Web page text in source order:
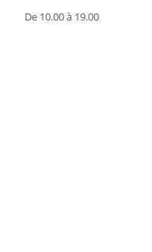
De 10.00 à 19.00